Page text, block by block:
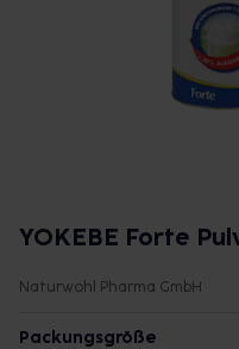
YOKEBE Forte
Naturwohl Pharma GmbH
Packungsgröße